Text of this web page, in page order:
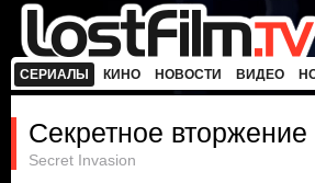
СЕРИАЛЫ КИНО НОВОСТИ ВИДЕО
Секретное вторжение
Secret Invasion